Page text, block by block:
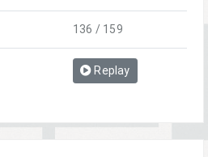
136 / 159
Replay